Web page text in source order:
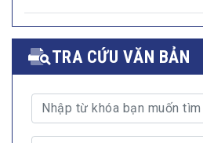
TRA CỨU VĂN BẢN